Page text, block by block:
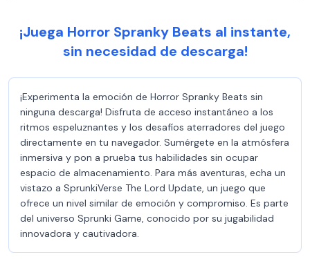
¡Juega Horror Spranky Beats al instante,
sin necesidad de descarga!
¡Experimenta la emoción de Horror Spranky Beats sin
ninguna descarga! Disfruta de acceso instantáneo a los
ritmos espeluznantes y los desafíos aterradores del juego
directamente en tu navegador. Sumérgete en la atmósfera
inmersiva y pon a prueba tus habilidades sin ocupar
espacio de almacenamiento. Para más aventuras, echa un
vistazo a SprunkiVerse The Lord Update, un juego que
ofrece un nivel similar de emoción y compromiso. Es parte
del universo Sprunki Game, conocido por su jugabilidad
innovadora y cautivadora.